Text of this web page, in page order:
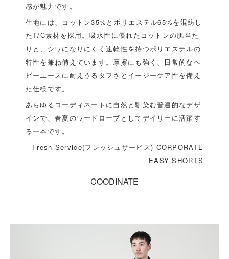
感が魅力です。
生地には、コットン35%とポリエステル65%を混紡し
たT/C素材を採用。吸水性に優れたコットンの肌当た
りと、シワになりにくく速乾性を持つポリエステルの
特性を兼ね備えています。摩擦にも強く、日常的なヘ
ビーユースに耐えうるタフさとイージーケア性を備え
た仕様です。
あらゆるコーディネートに自然と馴染む普遍的なデザ
インで、春夏のワードローブとしてデイリーに活躍す
る一本です。
Fresh Service(フレッシュサービス) CORPORATE
EASY SHORTS
COODINATE